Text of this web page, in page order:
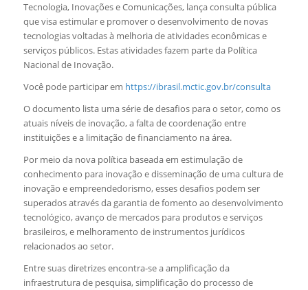
Tecnologia, Inovações e Comunicações, lança consulta pública
que visa estimular e promover o desenvolvimento de novas
tecnologias voltadas à melhoria de atividades econômicas e
serviços públicos. Estas atividades fazem parte da Política
Nacional de Inovação.
Você pode participar em https://ibrasil.mctic.gov.br/consulta
O documento lista uma série de desafios para o setor, como os
atuais níveis de inovação, a falta de coordenação entre
instituições e a limitação de financiamento na área.
Por meio da nova política baseada em estimulação de
conhecimento para inovação e disseminação de uma cultura de
inovação e empreendedorismo, esses desafios podem ser
superados através da garantia de fomento ao desenvolvimento
tecnológico, avanço de mercados para produtos e serviços
brasileiros, e melhoramento de instrumentos jurídicos
relacionados ao setor.
Entre suas diretrizes encontra-se a amplificação da
infraestrutura de pesquisa, simplificação do processo de